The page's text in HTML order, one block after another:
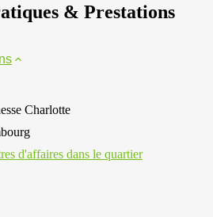
& Prestations
Charlotte
d'affaires dans le quartier